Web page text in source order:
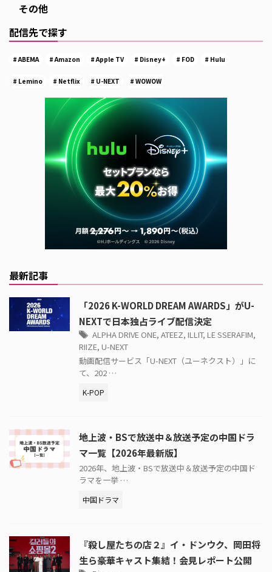
その他
配信先で探す
ABEMA Amazon Apple TV Disney+ FOD Hulu
Lemino Netflix U-NEXT WOWOW
最新記事
「2026 K-WORLD DREAM AWARDS」がU-
NEXTで日本独占ライブ配信決定
ALPHA DRIVE ONE, ATEEZ, ILLIT, LE SSERAFIM,
RIIZE, U-NEXT
動画配信サービス「U-NEXT（ユーネクスト）」に
て、202 …
K-POP
地上波・BSで放送中＆放送予定の中国ドラ
マ一覧【2026年最新版】
2026年、地上波・BSで放送中＆放送予定の中国ド
ラマを一挙 …
中国ドラマ
『殺し屋たちの店２』イ・ドンウク、岡田将
生ら豪華キャスト集結！会見レポート公開